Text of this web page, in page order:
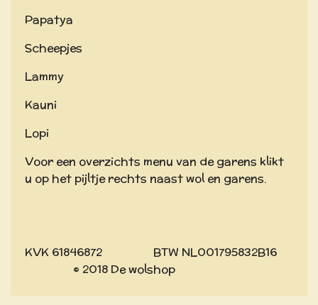
Papatya
Scheepjes
Lammy
Kauni
Lopi
Voor een overzichts menu van de garens klikt
u op het pijltje rechts naast wol en garens.
KVK 61846872 BTW NL001795832B16
© 2018 De wolshop